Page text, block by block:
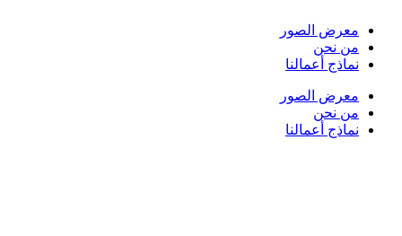
content
معرض الصور
من نحن
نماذج أعمالنا
معرض الصور
من نحن
نماذج أعمالنا